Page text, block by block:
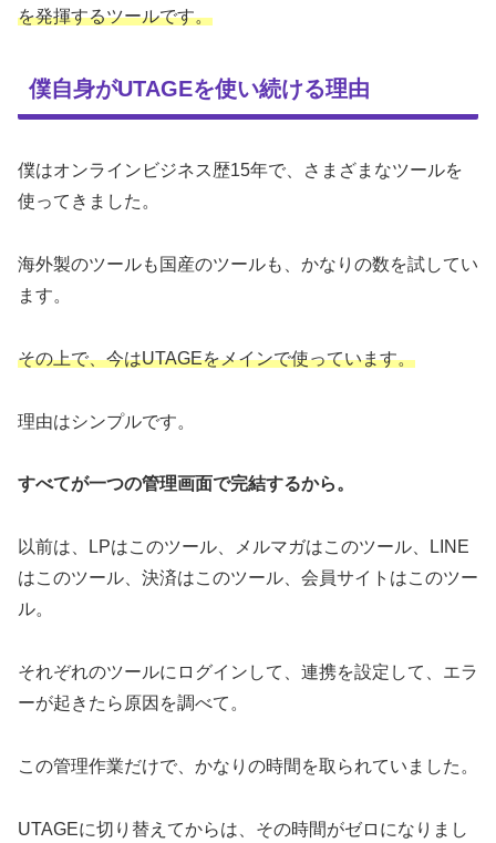
を発揮するツールです。
僕自身がUTAGEを使い続ける理由
僕はオンラインビジネス歴15年で、さまざまなツールを
使ってきました。
海外製のツールも国産のツールも、かなりの数を試してい
ます。
その上で、今はUTAGEをメインで使っています。
理由はシンプルです。
すべてが一つの管理画面で完結するから。
以前は、LPはこのツール、メルマガはこのツール、LINE
はこのツール、決済はこのツール、会員サイトはこのツー
ル。
それぞれのツールにログインして、連携を設定して、エラ
ーが起きたら原因を調べて。
この管理作業だけで、かなりの時間を取られていました。
UTAGEに切り替えてからは、その時間がゼロになりまし